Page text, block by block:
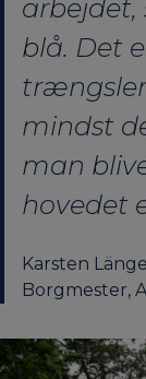
arbejdet,
blå. Det
mindst
man
hovedet
Karsten
Borgmester,